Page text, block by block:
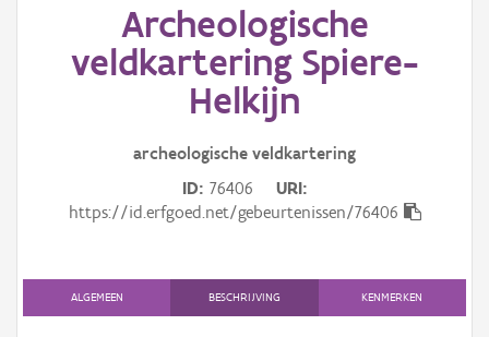
Aanduidingsobject
Waarneming
Persoon of collectief
Hergebruik
Archeologische
veldkartering Spiere-
Helkijn
archeologische veldkartering
ID 76406
URI
https://id.erfgoed.net/gebeurtenissen/76406
ALGEMEEN BESCHRIJVING KENMERKEN